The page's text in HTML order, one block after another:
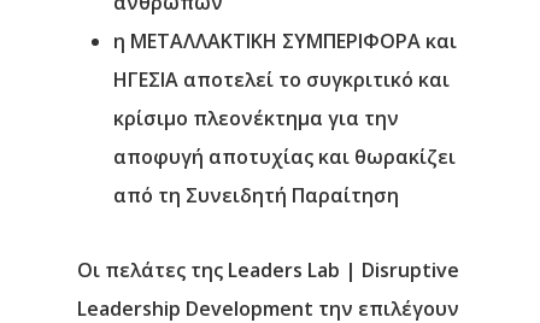
η ΜΕΤΑΛΛΑΚΤΙΚΗ ΣΥΜΠΕΡΙΦΟΡΑ και
ΗΓΕΣΙΑ αποτελεί το συγκριτικό και
κρίσιμο πλεονέκτημα για την
αποφυγή αποτυχίας και θωρακίζει
από τη Συνειδητή Παραίτηση
Οι πελάτες της Leaders Lab | Disruptive
Leadership Development την επιλέγουν